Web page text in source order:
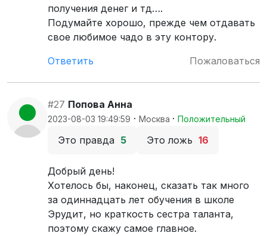
получения денег и тд….
Подумайте хорошо, прежде чем отдавать
свое любимое чадо в эту контору.
Ответить
Пожаловаться
#27 Попова Анна
2023-08-03 19:49:59 · Москва · Положительный
Это правда 5 Это ложь 16
Добрый день!
Хотелось бы, наконец, сказать так много
за одиннадцать лет обучения в школе
Эрудит, но краткость сестра таланта,
поэтому скажу самое главное.